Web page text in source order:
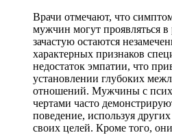
Врачи отмечают, что
мужчин могут проявляться
зачастую остаются
характерных признаков
недостаток эмпатии, что
установлении глубоких
отношений. Мужчины с
чертами часто
поведение, используя
своих целей. Кроме того,